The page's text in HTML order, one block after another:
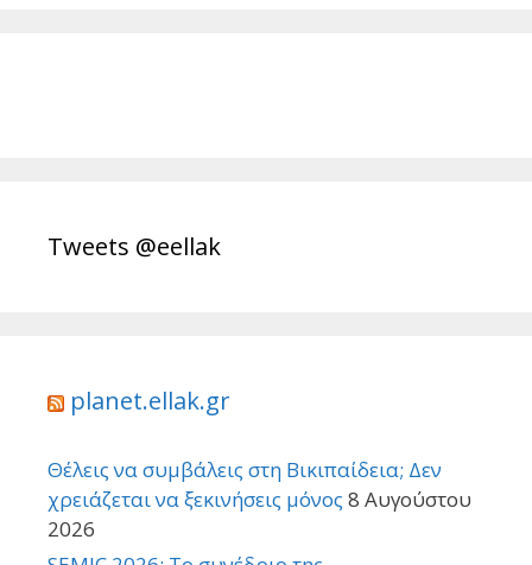
Tweets @eellak
planet.ellak.gr
Θέλεις να συμβάλεις στη Βικιπαίδεια; Δεν
χρειάζεται να ξεκινήσεις μόνος 8 Αυγούστου
2026